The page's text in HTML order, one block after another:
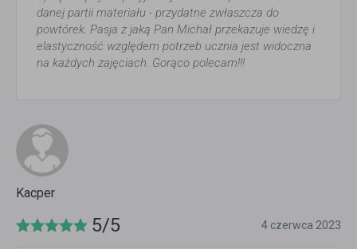
danej partii materiału - przydatne zwłaszcza do
powtórek. Pasja z jaką Pan Michał przekazuje wiedzę i
elastyczność względem potrzeb ucznia jest widoczna
na każdych zajęciach. Gorąco polecam!!!
Kacper
5/5 4 czerwca 2023